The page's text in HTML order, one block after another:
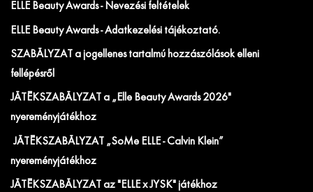
ELLE Beauty Awards - Nevezési feltételek
ELLE Beauty Awards - Adatkezelési tájékoztató.
SZABÁLYZAT a jogellenes tartalmú hozzászólások elleni
fellépésről
JÁTÉKSZABÁLYZAT a „Elle Beauty Awards 2026"
nyereményjátékhoz
JÁTÉKSZABÁLYZAT „SoMe ELLE - Calvin Klein”
nyereményjátékhoz
JÁTÉKSZABÁLYZAT az "ELLE x JYSK" játékhoz